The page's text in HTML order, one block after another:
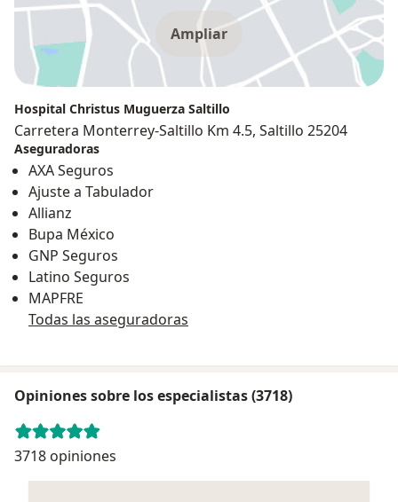
Ampliar
Hospital Christus Muguerza Saltillo
Carretera Monterrey-Saltillo Km 4.5, Saltillo 25204
Aseguradoras
AXA Seguros
Ajuste a Tabulador
Allianz
Bupa México
GNP Seguros
Latino Seguros
MAPFRE
Todas las aseguradoras
Opiniones sobre los especialistas (3718)
3718 opiniones